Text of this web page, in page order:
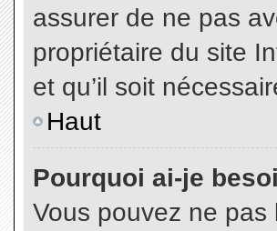
assurer de ne pas
propriétaire du site
et qu’il soit
Haut
Pourquoi ai-je
Vous pouvez ne pas